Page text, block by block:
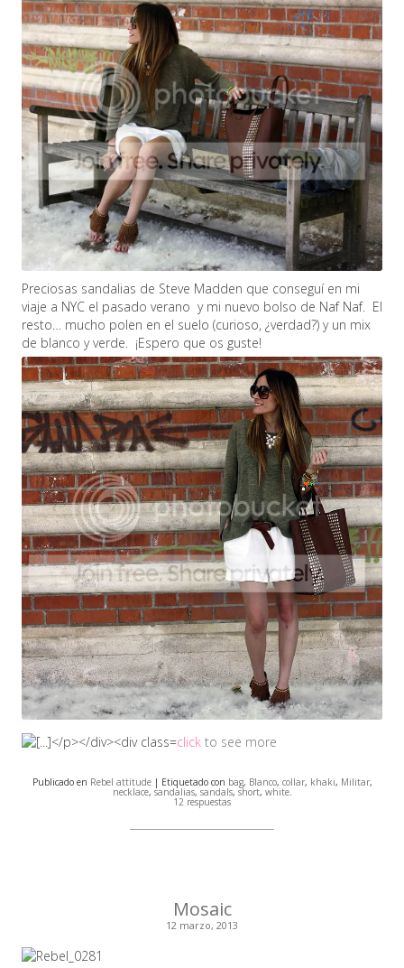
Preciosas sandalias de Steve Madden que conseguí en mi
viaje a NYC el pasado verano y mi nuevo bolso de Naf Naf. El
resto… mucho polen en el suelo (curioso, ¿verdad?) y un mix
de blanco y verde. ¡Espero que os guste!
click to see more
Publicado en Rebel attitude| Etiquetado con bag, Blanco, collar, khaki, Militar,
necklace, sandalias, sandals, short, white.
12 respuestas
Mosaic
12 marzo, 2013